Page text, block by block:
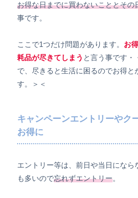
お得な日までに買わないこととその
事です。
ここで1つだけ問題があります。 お
耗品が尽きてしまう と言う事です・
で、尽きると生活に困るのでお得と
す。＞＜
キャンペーンエントリーやク
お得に
エントリー等は、前日や当日になら
も多いので忘れずエントリー。